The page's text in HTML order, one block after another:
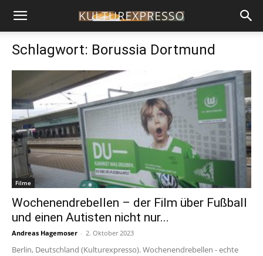
Schlagwort: Borussia Dortmund
Filme
Wochenendrebellen – der Film über Fußball
und einen Autisten nicht nur...
Andreas Hagemoser - 2. Oktober 2023
Berlin, Deutschland (Kulturexpresso). Wochenendrebellen - echte